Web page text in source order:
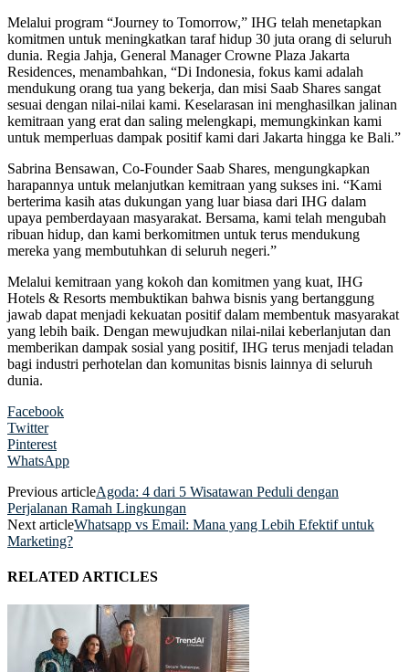
Melalui program “Journey to Tomorrow,” IHG telah menetapkan
komitmen untuk meningkatkan taraf hidup 30 juta orang di seluruh
dunia. Regia Jahja, General Manager Crowne Plaza Jakarta
Residences, menambahkan, “Di Indonesia, fokus kami adalah
mendukung orang tua yang bekerja, dan misi Saab Shares sangat
sesuai dengan nilai-nilai kami. Keselarasan ini menghasilkan jalinan
kemitraan yang erat dan saling melengkapi, memungkinkan kami
untuk memperluas dampak positif kami dari Jakarta hingga ke Bali.”
Sabrina Bensawan, Co-Founder Saab Shares, mengungkapkan
harapannya untuk melanjutkan kemitraan yang sukses ini. “Kami
berterima kasih atas dukungan yang luar biasa dari IHG dalam
upaya pemberdayaan masyarakat. Bersama, kami telah mengubah
ribuan hidup, dan kami berkomitmen untuk terus mendukung
mereka yang membutuhkan di seluruh negeri.”
Melalui kemitraan yang kokoh dan komitmen yang kuat, IHG
Hotels & Resorts membuktikan bahwa bisnis yang bertanggung
jawab dapat menjadi kekuatan positif dalam membentuk masyarakat
yang lebih baik. Dengan mewujudkan nilai-nilai keberlanjutan dan
memberikan dampak sosial yang positif, IHG terus menjadi teladan
bagi industri perhotelan dan komunitas bisnis lainnya di seluruh
dunia.
Facebook
Twitter
Pinterest
WhatsApp
Previous articleAgoda: 4 dari 5 Wisatawan Peduli dengan
Perjalanan Ramah Lingkungan
Next articleWhatsapp vs Email: Mana yang Lebih Efektif untuk
Marketing?
RELATED ARTICLES